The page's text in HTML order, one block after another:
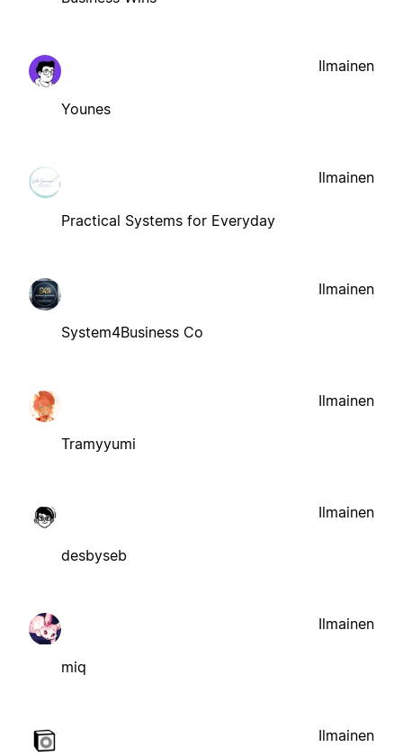
Younes
Ilmainen
Practical Systems for Everyday
Ilmainen
System4Business Co
Ilmainen
Tramyyumi
Ilmainen
desbyseb
Ilmainen
miq
Ilmainen
Ilmainen